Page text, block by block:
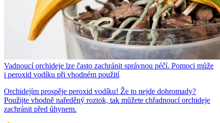
Vadnoucí orchideje lze často zachránit správnou péčí. Pomoci může
i peroxid vodíku při vhodném použití
Orchidejím prospěje peroxid vodíku! Že to nejde dohromady?
Použijte vhodně naředěný roztok, tak můžete chřadnoucí orchideje
zachránit před úhynem.